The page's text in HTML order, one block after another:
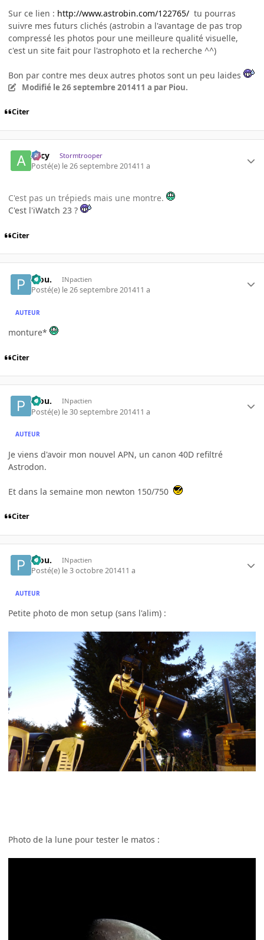
Sur ce lien : http://www.astrobin.com/122765/ tu pourras
suivre mes futurs clichés (astrobin a l'avantage de pas trop
compressé les photos pour une meilleure qualité visuelle,
c'est un site fait pour l'astrophoto et la recherche ^^)
Bon par contre mes deux autres photos sont un peu laides
Modifié le 26 septembre 201411 a par Piou.
Citer
Arcy Stormtrooper
Posté(e) le 26 septembre 201411 a
C'est pas un trépieds mais une montre.
C'est l'iWatch 23 ?
Citer
Piou. INpactien
Posté(e) le 26 septembre 201411 a
AUTEUR
monture*
Citer
Piou. INpactien
Posté(e) le 30 septembre 201411 a
AUTEUR
Je viens d'avoir mon nouvel APN, un canon 40D refiltré
Astrodon.
Et dans la semaine mon newton 150/750
Citer
Piou. INpactien
Posté(e) le 3 octobre 201411 a
AUTEUR
Petite photo de mon setup (sans l'alim) :
Photo de la lune pour tester le matos :